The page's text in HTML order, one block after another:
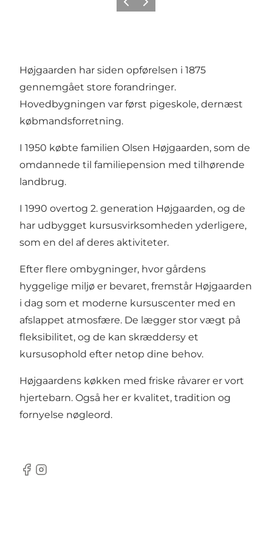
ForrigeNeste
Højgaarden har siden opførelsen i 1875
gennemgået store forandringer.
Hovedbygningen var først pigeskole, dernæst
købmandsforretning.
I 1950 købte familien Olsen Højgaarden, som de
omdannede til familiepension med tilhørende
landbrug.
I 1990 overtog 2. generation Højgaarden, og de
har udbygget kursusvirksomheden yderligere,
som en del af deres aktiviteter.
Efter flere ombygninger, hvor gårdens
hyggelige miljø er bevaret, fremstår Højgaarden
i dag som et moderne kursuscenter med en
afslappet atmosfære. De lægger stor vægt på
fleksibilitet, og de kan skræddersy et
kursusophold efter netop dine behov.
Højgaardens køkken med friske råvarer er vort
hjertebarn. Også her er kvalitet, tradition og
fornyelse nøgleord.
Facebook
Instagram